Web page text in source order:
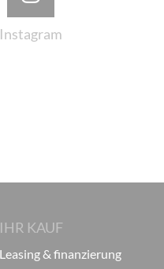
IHR KAUF
leasing & finanzierung